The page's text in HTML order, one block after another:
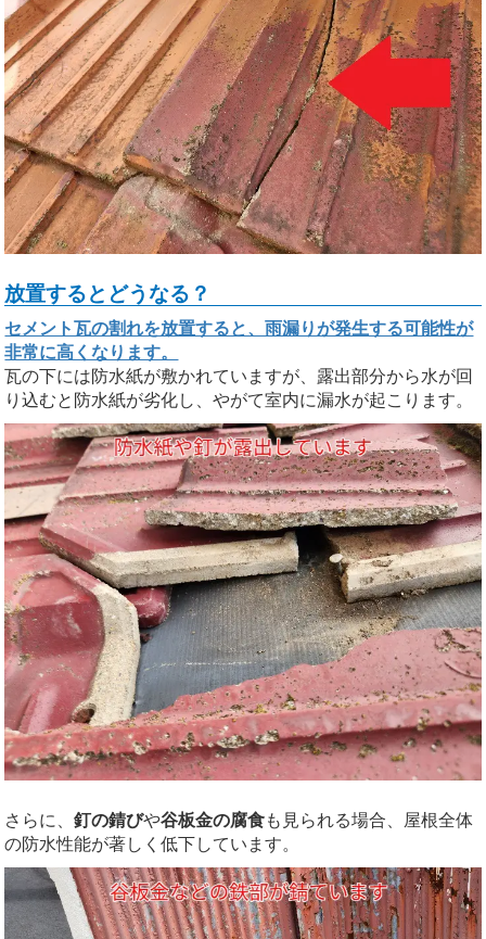
放置するとどうなる？
セメント瓦の割れを放置すると、雨漏りが発生する可能性が
非常に高くなります。
瓦の下には防水紙が敷かれていますが、露出部分から水が回
り込むと防水紙が劣化し、やがて室内に漏水が起こります。
さらに、釘の錆びや谷板金の腐食も見られる場合、屋根全体
の防水性能が著しく低下しています。